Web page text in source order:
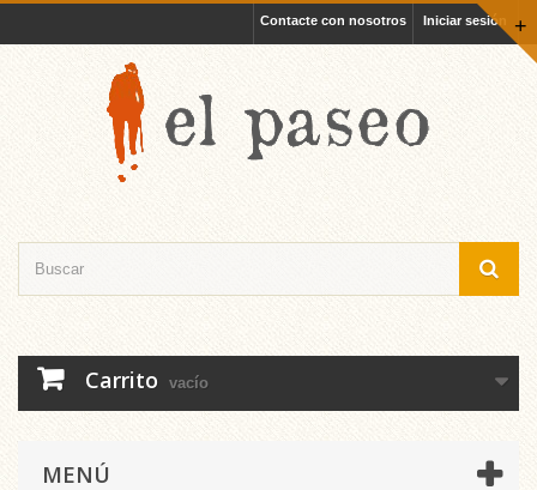
+
Iniciar sesión
Contacte con nosotros
Carrito vacío
MENÚ